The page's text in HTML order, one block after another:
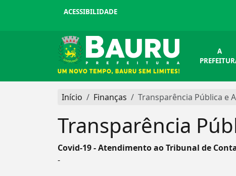
ACESSIBILIDADE
A
Início Finanças Transparência Pública e
Transparência
Covid-19 - Atendimento ao Tribunal de
-